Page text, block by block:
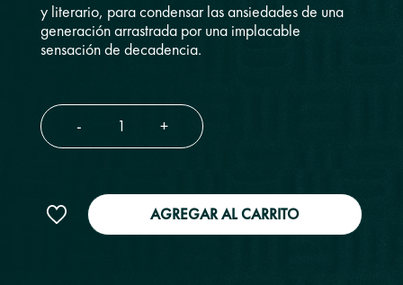
y literario, para condensar las ansiedades de una
generación arrastrada por una implacable
sensación de decadencia.
- +
AGREGAR AL CARRITO